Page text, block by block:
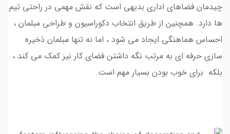
چیدمان فضاهای اداری بدیهی است که نقش مهمی در راحتی تیم
ها دارد. همچنین از طریق انتخاب دکوراسیون و طراحی مبلمان ،
احساس هماهنگی ایجاد می شود ، اما نه تنها مبلمان ذخیره
سازی حرفه ای به مرتب نگه داشتن فضای کار نیز کمک می کند ،
بلکه برای خوب بودن بسیار مهم است.